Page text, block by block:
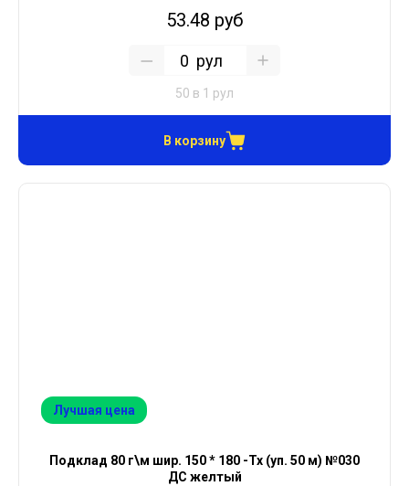
53.48 руб
рул
50 в 1 рул
В корзину
Лучшая цена
Подклад 80 г\м шир. 150 * 180 -Тх (уп. 50 м) №030
ДС желтый